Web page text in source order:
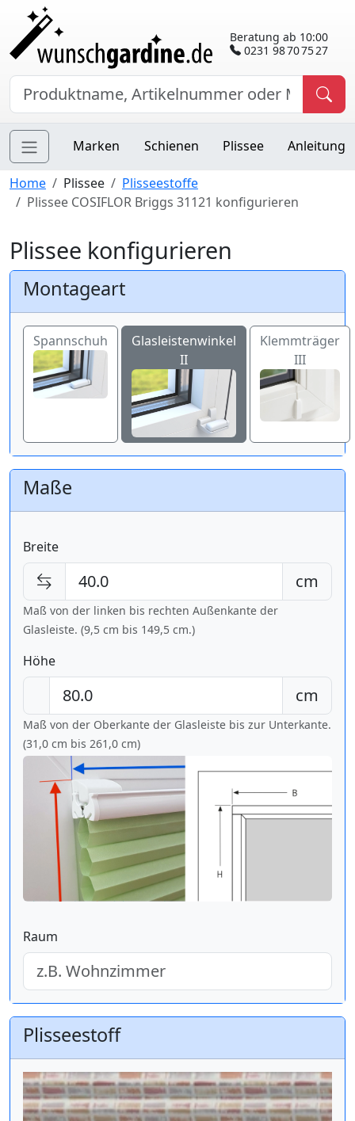
Beratung ab 10:00
0231 98 70 75 27
Marken Schienen Plissee Anleitung
Home Plissee
Plisseestoffe
Plissee COSIFLOR Briggs 31121 konfigurieren
Plissee konfigurieren
Montageart
Spannschuh
Glasleistenwinkel
II
Klemmträger
III
Maße
Breite
cm
Maß von der linken bis rechten Außenkante der
Glasleiste. (9,5 cm bis 149,5 cm.)
Höhe
cm
Maß von der Oberkante der Glasleiste bis zur Unterkante.
(31,0 cm bis 261,0 cm)
Raum
Plisseestoff